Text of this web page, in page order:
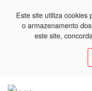
Este site utiliza cookies
o armazenamento
este site,